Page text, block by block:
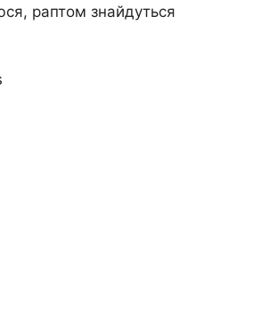
раптом знайдуться